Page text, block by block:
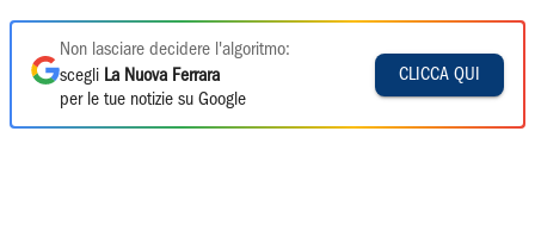
Non lasciare decidere l'algoritmo:
scegli La Nuova Ferrara
per le tue notizie su Google
CLICCA QUI